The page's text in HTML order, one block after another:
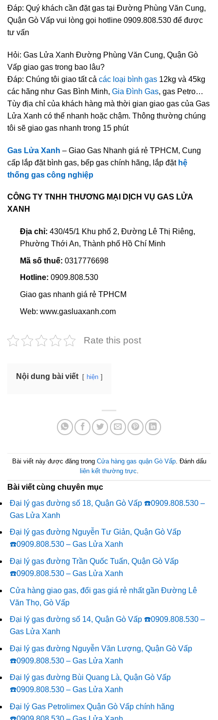
Đáp: Quý khách cần đặt gas tại Đường Phùng Văn Cung,
Quận Gò Vấp vui lòng gọi hotline 0909.808.530 để được
tư vấn
Hỏi: Gas Lửa Xanh Đường Phùng Văn Cung, Quận Gò
Vấp giao gas trong bao lâu?
Đáp: Chúng tôi giao tất cả các loại bình gas 12kg và 45kg
các hãng như Gas Bình Minh, Gia Đình Gas, gas Petro…
Tùy địa chỉ của khách hàng mà thời gian giao gas của Gas
Lửa Xanh có thể nhanh hoặc chậm. Thông thường chúng
tôi sẽ giao gas nhanh trong 15 phút
Gas Lửa Xanh – Giao Gas Nhanh giá rẻ TPHCM, Cung
cấp lắp đặt bình gas, bếp gas chính hãng, lắp đặt hệ
thống gas công nghiệp
CÔNG TY TNHH THƯƠNG MẠI DỊCH VỤ GAS LỬA
XANH
Địa chỉ: 430/45/1 Khu phố 2, Đường Lê Thị Riêng,
Phường Thới An, Thành phố Hồ Chí Minh
Mã số thuế: 0317776698
Hotline: 0909.808.530
Giao gas nhanh giá rẻ TPHCM
Web: www.gasluaxanh.com
Rate this post
Nội dung bài viết hiện
Bài viết này được đăng trong Cửa hàng gas quận Gò Vấp. Đánh dấu
liên kết thường trực.
Bài viết cùng chuyên mục
Đại lý gas đường số 18, Quận Gò Vấp ☎️0909.808.530 –
Gas Lửa Xanh
Đại lý gas đường Nguyễn Tư Giản, Quận Gò Vấp
☎️0909.808.530 – Gas Lửa Xanh
Đại lý gas đường Trần Quốc Tuấn, Quận Gò Vấp
☎️0909.808.530 – Gas Lửa Xanh
Cửa hàng giao gas, đổi gas giá rẻ nhất gần Đường Lê
Văn Thọ, Gò Vấp
Đại lý gas đường số 14, Quận Gò Vấp ☎️0909.808.530 –
Gas Lửa Xanh
Đại lý gas đường Nguyễn Văn Lượng, Quận Gò Vấp
☎️0909.808.530 – Gas Lửa Xanh
Đại lý gas đường Bùi Quang Là, Quận Gò Vấp
☎️0909.808.530 – Gas Lửa Xanh
Đại lý Gas Petrolimex Quận Gò Vấp chính hãng